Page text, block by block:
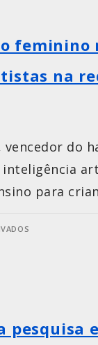
feminino
na
do
inteligência
para
pesquisa